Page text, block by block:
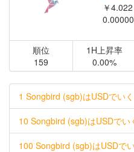
￥4.022
順位
159
1H上昇率
0.00%
1 Songbird (sgb)はUSDでい
10 Songbird (sgb)はUSDでい
100 Songbird (sgb)はUSDで